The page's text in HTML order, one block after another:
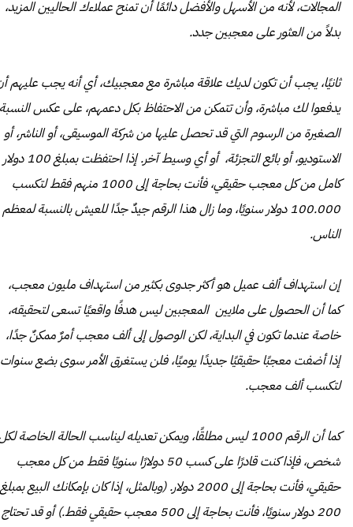
المجالات، لأنه من الأسهل والأفضل دائمًا أن تمنح عملاءك الحاليين المزيد،
بدلاً من العثور على معجبين جدد.
ثانيًا، يجب أن تكون لديك علاقة مباشرة مع معجبيك، أي أنه يجب عليهم
يدفعوا لك مباشرة، وأن تتمكن من الاحتفاظ بكل دعمهم، على عكس النسبة
الصغيرة من الرسوم التي قد تحصل عليها من شركة الموسيقى، أو الناشر، أو
الاستوديو، أو بائع التجزئة، أو أي وسيط آخر. إذا احتفظت بمبلغ 100 دولار
كامل من كل معجب حقيقي، فأنت بحاجة إلى 1000 منهم فقط لتكسب
100.000 دولار سنويًا، وما زال هذا الرقم جيدٌ جدًا للعيش بالنسبة لمعظم
الناس.
إن استهداف ألف عميل هو أكثر جدوى بكثير من استهداف مليون معجب،
كما أن الحصول على ملايين المعجبين ليس هدفًا واقعيًا تسعى لتحقيقه،
خاصة عندما تكون في البداية، لكن الوصول إلى ألف معجب أمرٌ ممكنٌ جدًا،
إذا أضفت معجبًا حقيقيًا جديدًا يوميًا، فلن يستغرق الأمر سوى بضع سنوات
لتكسب ألف معجب.
كما أن الرقم 1000 ليس مطلقًا، ويمكن تعديله ليناسب الحالة الخاصة
شخص، فإذا كنت قادرًا على كسب 50 دولارًا سنويًا فقط من كل معجب
حقيقي، فأنت بحاجة إلى 2000 دولار. (وبالمثل، إذا كان بإمكانك البيع بمبلغ
200 دولار سنويًا، فأنت بحاجة إلى 500 معجب حقيقي فقط.) أو قد تحتاج